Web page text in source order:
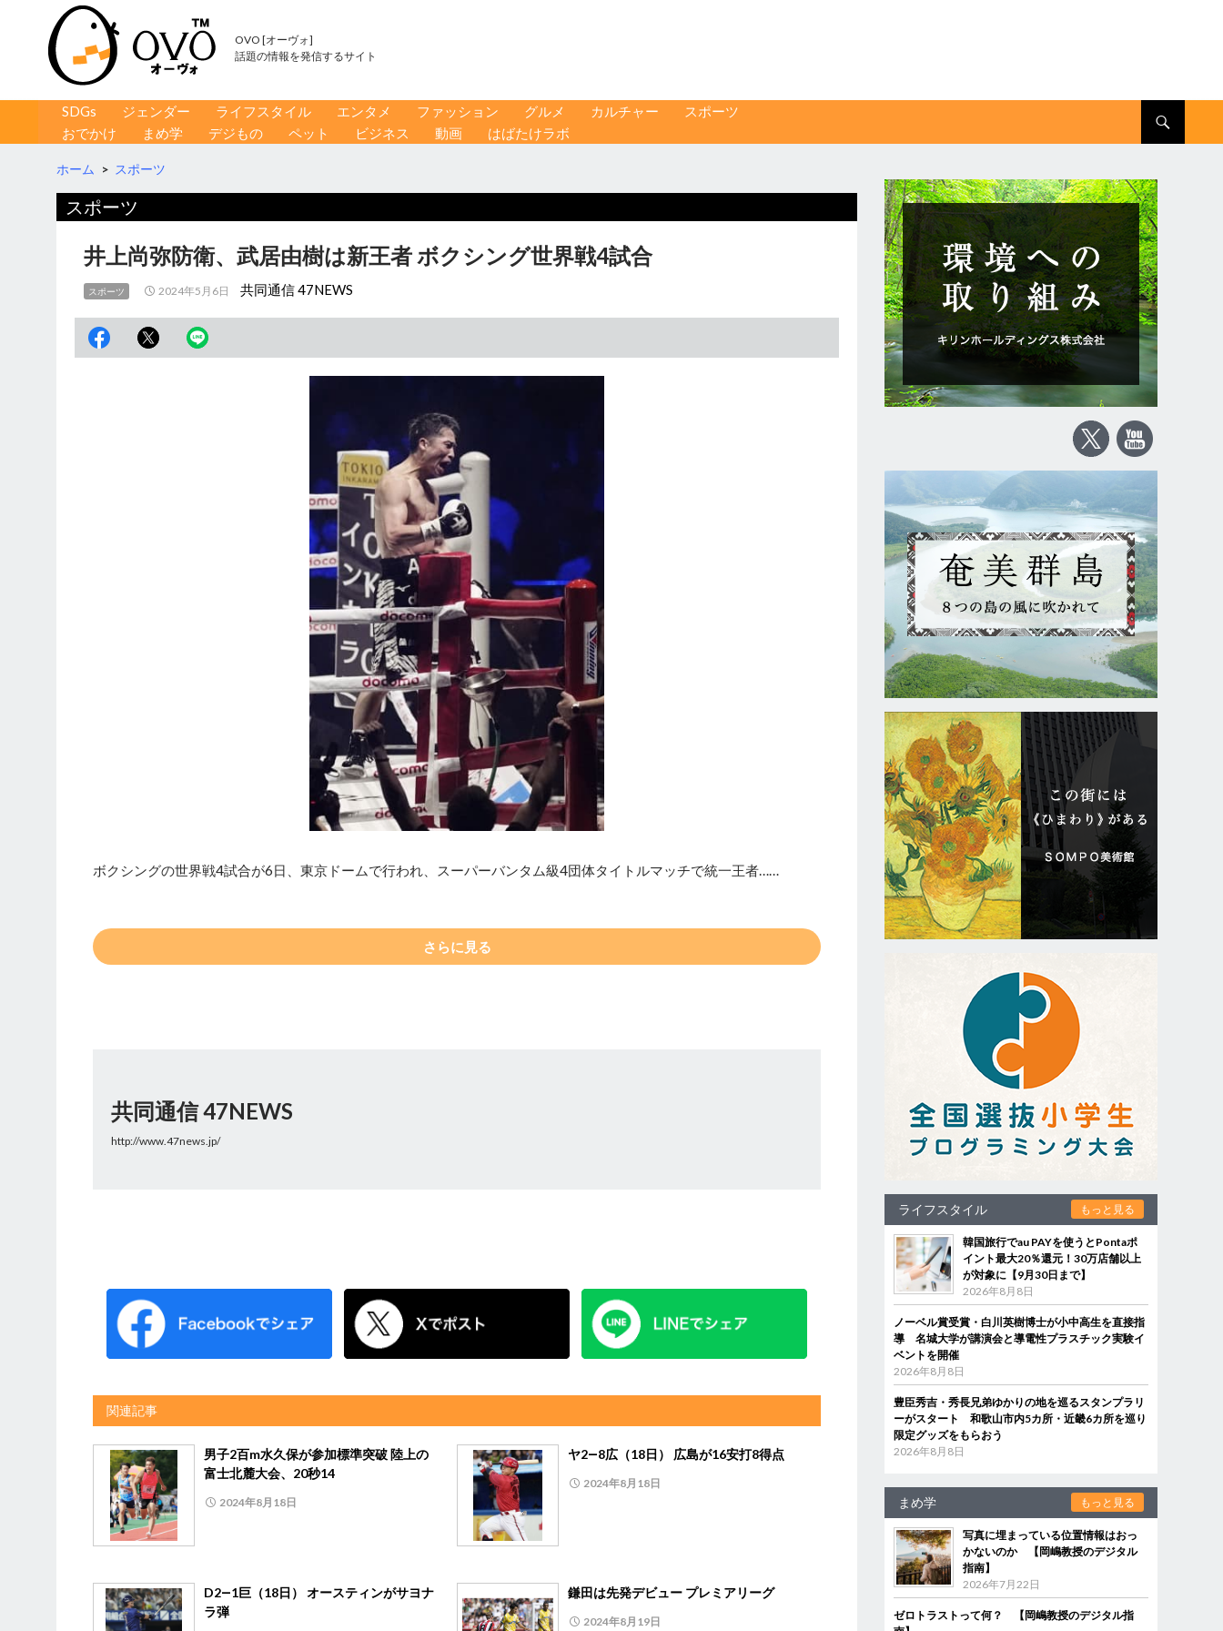
OVO [オーヴォ]
話題の情報を発信するサイト
コンテンツへ移動
SDGs ジェンダー ライフスタイル エンタメ ファッション グルメ カルチャー
スポーツ
おでかけ
まめ学 デジもの ペット ビジネス 動画 はばたけラボ
ホーム > スポーツ
スポーツ
井上尚弥防衛、武居由樹は新王者 ボクシング世界戦4試合
スポーツ 2024年5月6日 共同通信 47NEWS
ボクシングの世界戦4試合が6日、東京ドームで行われ、スーパーバンタム級4団体タイトルマッチで統一王者……
さらに見る
共同通信 47NEWS
http://www.47news.jp/
関連記事
男子2百m水久保が参加標準突破 陸上の
富士北麓大会、20秒14
2024年8月18日
ヤ2―8広（18日） 広島が16安打8得点
2024年8月18日
D2―1巨（18日） オースティンがサヨナ
ラ弾
鎌田は先発デビュー プレミアリーグ
2024年8月19日
ライフスタイル もっと見る
韓国旅行でau PAYを使うとPontaポ
イント最大20％還元！30万店舗以上
が対象に【9月30日まで】
2026年8月8日
ノーベル賞受賞・白川英樹博士が小中高生を直接指
導 名城大学が講演会と導電性プラスチック実験イ
ベントを開催
2026年8月8日
豊臣秀吉・秀長兄弟ゆかりの地を巡るスタンプラリ
ーがスタート 和歌山市内5カ所・近畿6カ所を巡り
限定グッズをもらおう
2026年8月8日
まめ学 もっと見る
写真に埋まっている位置情報はおっ
かないのか 【岡嶋教授のデジタル
指南】
2026年7月22日
ゼロトラストって何？ 【岡嶋教授のデジタル指